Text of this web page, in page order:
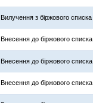
Вилучення з біржового списка
Внесення до біржового списка
Внесення до біржового списка
Внесення до біржового списка